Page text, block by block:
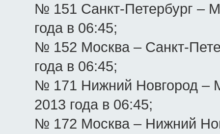
№ 151 Санкт-Петербург –
года в 06:45;
№ 152 Москва – Санкт-
года в 06:45;
№ 171 Нижний Новгород –
2013 года в 06:45;
№ 172 Москва – Нижний